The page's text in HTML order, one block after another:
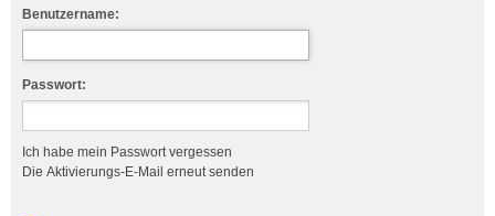
Benutzername:
Passwort:
Ich habe mein Passwort vergessen
Die Aktivierungs-E-Mail erneut senden